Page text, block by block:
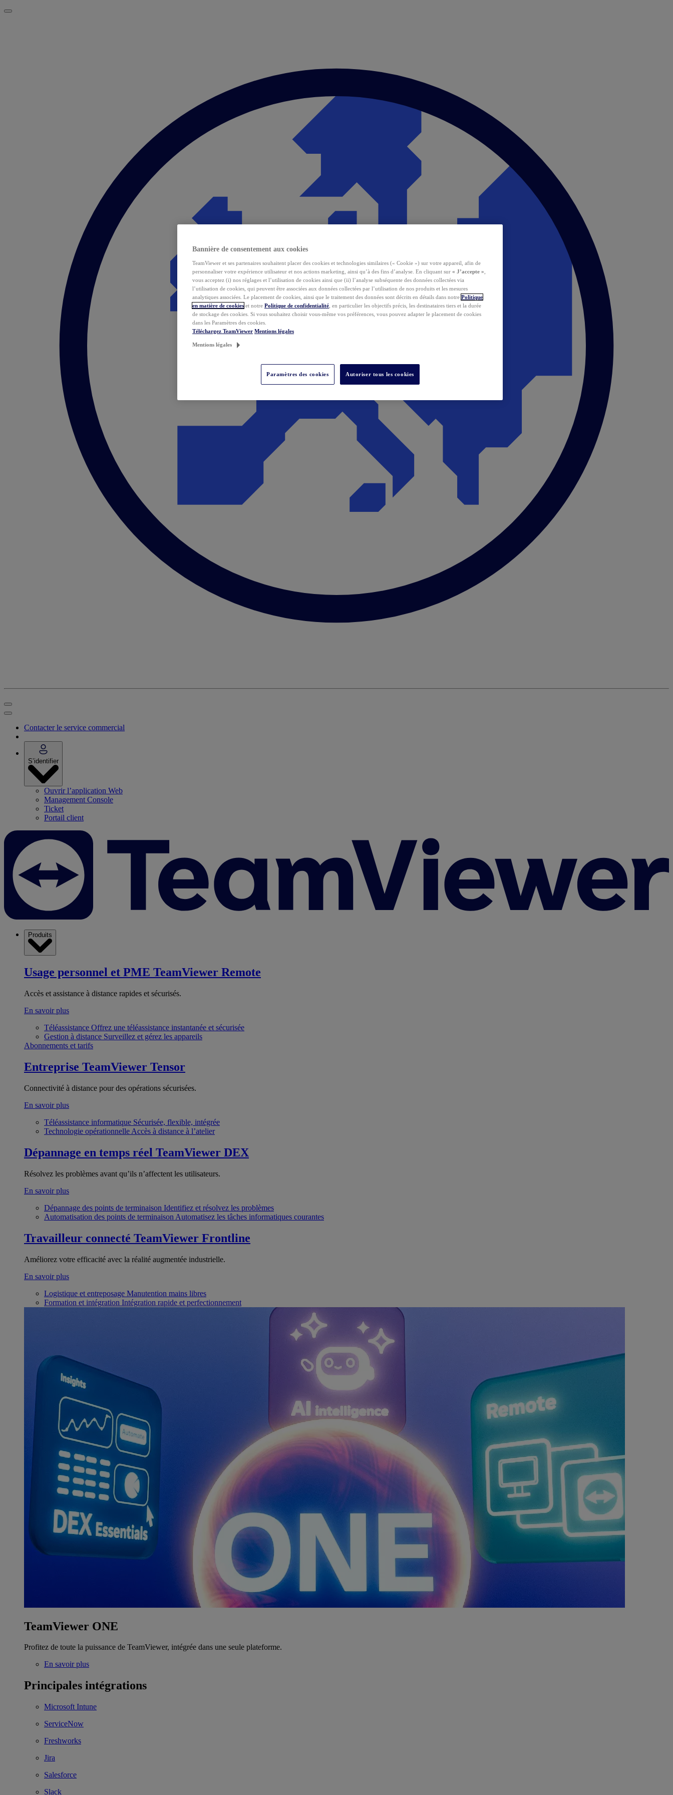
Contacter le service commercial
S’identifier
Ouvrir l’application Web
Management Console
Ticket
Portail client
Produits
Usage personnel et PME TeamViewer Remote
Accès et assistance à distance rapides et sécurisés.
En savoir plus
Téléassistance Offrez une téléassistance instantanée et sécurisée
Gestion à distance Surveillez et gérez les appareils
Abonnements et tarifs
Entreprise TeamViewer Tensor
Connectivité à distance pour des opérations sécurisées.
En savoir plus
Téléassistance informatique Sécurisée, flexible, intégrée
Technologie opérationnelle Accès à distance à l’atelier
Dépannage en temps réel TeamViewer DEX
Résolvez les problèmes avant qu’ils n’affectent les utilisateurs.
En savoir plus
Dépannage des points de terminaison Identifiez et résolvez les problèmes
Automatisation des points de terminaison Automatisez les tâches informatiques courantes
Travailleur connecté TeamViewer Frontline
Améliorez votre efficacité avec la réalité augmentée industrielle.
En savoir plus
Logistique et entreposage Manutention mains libres
Formation et intégration Intégration rapide et perfectionnement
TeamViewer ONE
Profitez de toute la puissance de TeamViewer, intégrée dans une seule plateforme.
En savoir plus
Principales intégrations
Microsoft Intune
ServiceNow
Freshworks
Jira
Salesforce
Slack
Bannière de consentement aux cookies
TeamViewer et ses partenaires souhaitent placer des cookies et technologies similaires (« Cookie ») sur votre appareil, afin de
personnaliser votre expérience utilisateur et nos actions marketing, ainsi qu’à des fins d’analyse. En cliquant sur « J’accepte »
vous acceptez (i) nos réglages et l’utilisation de cookies ainsi que (ii) l’analyse subséquente des données collectées via
l’utilisation de cookies, qui peuvent être associées aux données collectées par l’utilisation de nos produits et les mesures
analytiques associées. Le placement de cookies, ainsi que le traitement des données sont décrits en détails dans notre Politique
en matière de cookies et notre Politique de confidentialité , en particulier les objectifs précis, les destinataires tiers et la durée
de stockage des cookies. Si vous souhaitez choisir vous-même vos préférences, vous pouvez adapter le placement de cookies
dans les Paramètres des cookies.
Téléchargez TeamViewer Mentions légales
Mentions légales
Paramètres des cookies Autoriser tous les cookies